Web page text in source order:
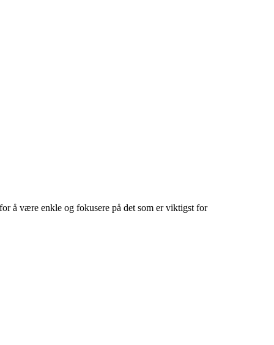
å være enkle og fokusere på det som er viktigst for